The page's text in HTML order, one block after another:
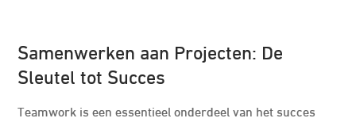
Samenwerken aan Projecten: De
Sleutel tot Succes
Teamwork is een essentieel onderdeel van het succes